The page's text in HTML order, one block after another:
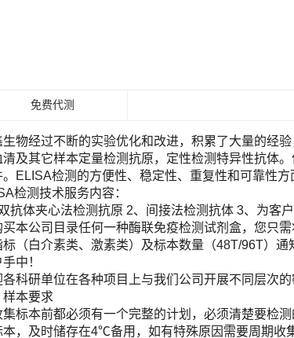
免费代测
生物经过不断的实验优化和改进，积累了大量的经
清及其它样本定量检测抗原，定性检测特异性抗体
。ELISA检测的方便性、稳定性、重复性和可靠性方
检测技术服务内容：
抗体夹心法检测抗原 2、间接法检测抗体 3、为客
买本公司目录任何一种酶联免疫检测试剂盒，您只
标（白介素类、激素类）及标本数量（48T/96T）
中！
各科研单位在各种项目上与我们公司开展不同层次
样本要求
集标本前都必须有一个完整的计划，必须清楚要检
本，及时储存在4℃备用，如有特殊原因需要周期